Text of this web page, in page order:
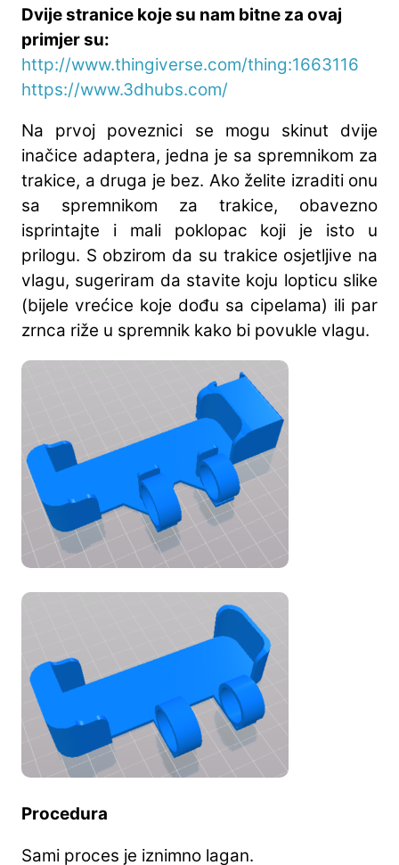
Dvije stranice koje su nam bitne za ovaj
primjer su:
http://www.thingiverse.com/thing:1663116
https://www.3dhubs.com/
Na prvoj poveznici se mogu skinut dvije
inačice adaptera, jedna je sa spremnikom za
trakice, a druga je bez. Ako želite izraditi onu
sa spremnikom za trakice, obavezno
isprintajte i mali poklopac koji je isto u
prilogu. S obzirom da su trakice osjetljive na
vlagu, sugeriram da stavite koju lopticu slike
(bijele vrećice koje dođu sa cipelama) ili par
zrnca riže u spremnik kako bi povukle vlagu.
Procedura
Sami proces je iznimno lagan.